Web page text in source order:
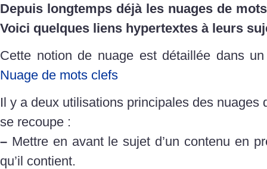
Depuis longtemps déjà les nuages de
Voici quelques liens hypertextes à leurs
Cette notion de nuage est détaillée dans
Nuage de mots clefs
Il y a deux utilisations principales des nuages
se recoupe :
– Mettre en avant le sujet d’un contenu en
qu’il contient.